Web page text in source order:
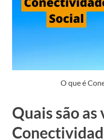
O que é
Quais são as